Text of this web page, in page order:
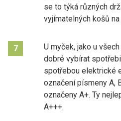
se to týká různých
vyjímatelných košů na
7
U myček, jako u
dobré vybírat
spotřebou elektrické
označení písmeny A,
označeny A+. Ty
A+++.